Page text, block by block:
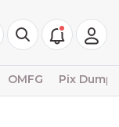
OMFG Pix Dump